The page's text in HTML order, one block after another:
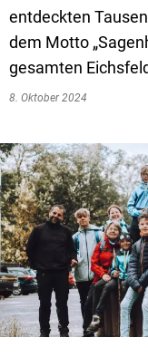
entdeckten
dem Motto
gesamten
8. Oktober 2024